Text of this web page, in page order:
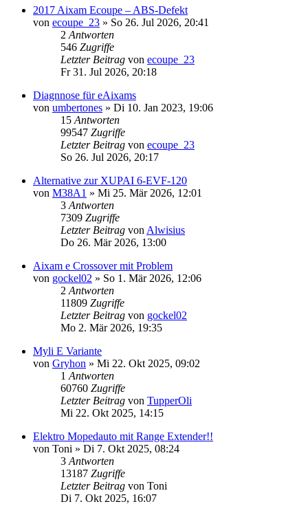
2017 Aixam Ecoupe – ABS-Defekt
von ecoupe_23 » So 26. Jul 2026, 20:41
2Antworten
546 Zugriffe
Letzter Beitrag von ecoupe_23
Fr 31. Jul 2026, 20:18
Diagnnose für eAixams
von umbertones » Di 10. Jan 2023, 19:06
15Antworten
99547 Zugriffe
Letzter Beitrag von ecoupe_23
So 26. Jul 2026, 20:17
Alternative zur XUPAI 6-EVF-120
von M38A1 » Mi 25. Mär 2026, 12:01
3Antworten
7309 Zugriffe
Letzter Beitrag vonAlwisius
Do 26. Mär 2026, 13:00
Aixam e Crossover mit Problem
von gockel02 » So 1. Mär 2026, 12:06
2Antworten
11809 Zugriffe
Letzter Beitrag von gockel02
Mo 2. Mär 2026, 19:35
Myli E Variante
von Gryhon » Mi 22. Okt 2025, 09:02
1Antworten
60760 Zugriffe
Letzter Beitrag von TupperOli
Mi 22. Okt 2025, 14:15
Elektro Mopedauto mit Range Extender!!
von Toni » Di 7. Okt 2025, 08:24
3Antworten
13187 Zugriffe
Letzter Beitrag von Toni
Di 7. Okt 2025, 16:07